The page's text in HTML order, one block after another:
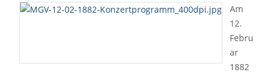
Am
12.
Febru
ar
1882